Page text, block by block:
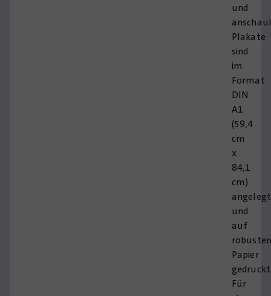
und
Plakate
sind
im
Format
DIN
A1
(59,4
cm
x
84,1
cm)
angelegt
und
auf
Papier
Für